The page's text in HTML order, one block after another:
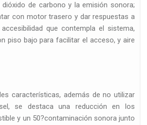
de carbono y la emisión sonora;
con motor trasero y dar respuestas a
que contempla el sistema,
piso bajo para facilitar el acceso, y aire
características, además de no utilizar
se destaca una reducción en los
y un 50?contaminación sonora junto